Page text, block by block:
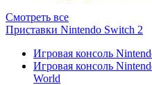
Смотреть все
Приставки Nintendo Switch 2
Игровая консоль
Игровая консоль
World